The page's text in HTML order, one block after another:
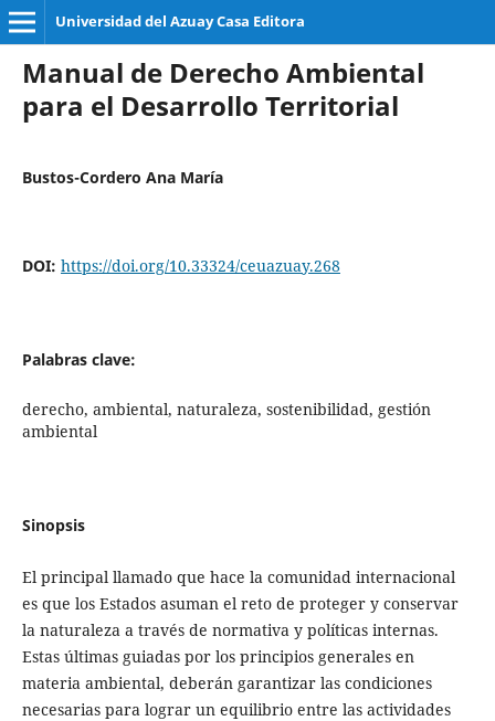
Universidad del Azuay Casa Editora
Manual de Derecho Ambiental
para el Desarrollo Territorial
Bustos-Cordero Ana María
DOI: https://doi.org/10.33324/ceuazuay.268
Palabras clave:
derecho, ambiental, naturaleza, sostenibilidad, gestión
ambiental
Sinopsis
El principal llamado que hace la comunidad internacional
es que los Estados asuman el reto de proteger y conservar
la naturaleza a través de normativa y políticas internas.
Estas últimas guiadas por los principios generales en
materia ambiental, deberán garantizar las condiciones
necesarias para lograr un equilibrio entre las actividades